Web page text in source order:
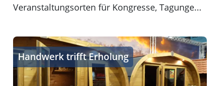
Veranstaltungsorten für Kongresse, Tagunge...
Gartengestaltung mit Charakter
Handwerk trifft Erholung